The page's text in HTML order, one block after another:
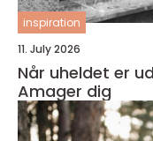
inspiration
11. July 2026
Når uheldet er
Amager dig